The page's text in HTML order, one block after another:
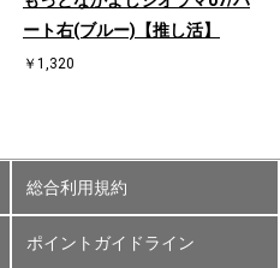
ート右(ブルー)【推し活】
￥1,320
総合利用規約
ポイントガイドライン